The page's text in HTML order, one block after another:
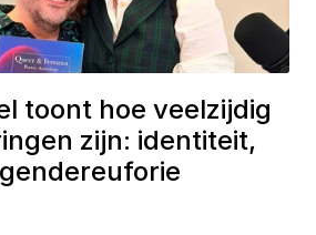
toont hoe veelzijdig
zijn: identiteit,